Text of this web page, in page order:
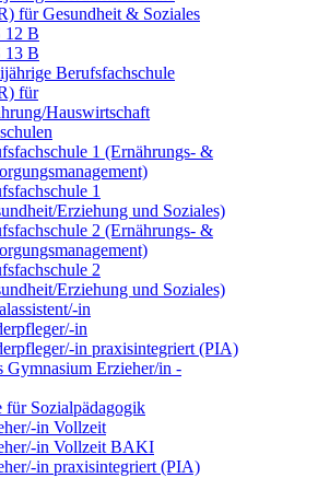
für Gesundheit & Soziales
12 B
13 B
Berufsfachschule
für
Hauswirtschaft
1 (Ernährungs- &
1
Erziehung und Soziales)
2 (Ernährungs- &
2
Erziehung und Soziales)
in
in
in praxisintegriert (PIA)
Gymnasium Erzieher/in -
für Sozialpädagogik
in Vollzeit
in Vollzeit BAKI
in praxisintegriert (PIA)